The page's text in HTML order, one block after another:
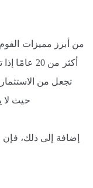
من أبرز مميزات
أكثر من
تجعل من
حيث لا
إضافة إلى ذلك، فإن